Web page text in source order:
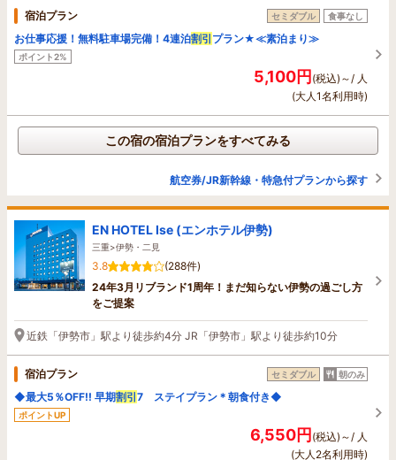
宿泊プラン セミダブル 食事なし
お仕事応援！無料駐車場完備！4連泊割引 プラン★≪素泊まり≫
ポイント2%
5,100円(税込)～/ 人
(大人1名利用時)
この宿の宿泊プランをすべてみる
航空券/JR新幹線・特急付プランから探す
EN HOTEL Ise (エンホテル伊勢)
三重>伊勢・二見
3.8
(288件)
24年3月リブランド1周年！まだ知らない伊勢の過ごし方
をご提案
近鉄「伊勢市」駅より徒歩約4分 JR「伊勢市」駅より徒歩約10分
宿泊プラン セミダブル 朝のみ
◆最大5％OFF!! 早期割引7 ステイプラン＊朝食付き◆
ポイントUP
6,550円(税込)～/ 人
(大人2名利用時)